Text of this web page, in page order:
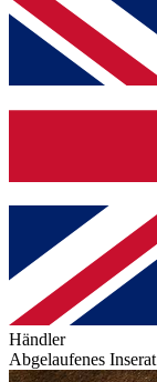
Händler
Abgelaufenes Inserat